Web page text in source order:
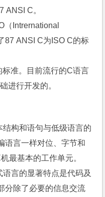
ANSI C。
Intrernational
87 ANSI C为ISO C的标
准。目前流行的C语言
进行开发的。
构和语句与低级语言的
语言一样对位、字节和
最基本的工作单元。
言的显著特点是代码及
分除了必要的信息交流